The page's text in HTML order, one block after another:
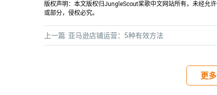
版权声明：本文版权归JungleScout桨歌中文网站所有，未经允
或部分，侵权必究。
上一篇: 亚马逊店铺运营：5种有效方法
更